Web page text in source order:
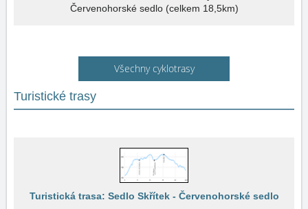
Červenohorské sedlo (celkem 18,5km)
Všechny cyklotrasy
Turistické trasy
Turistická trasa: Sedlo Skřítek - Červenohorské sedlo